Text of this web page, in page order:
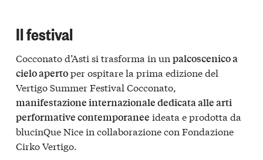
Il festival
Cocconato d’Asti si trasforma in un palcoscenico a
cielo apertoper ospitare la prima edizione del
Vertigo Summer Festival Cocconato,
manifestazione internazionale dedicata alle arti
performative contemporanee ideata e prodotta da
blucinQue Nice in collaborazione con Fondazione
Cirko Vertigo.